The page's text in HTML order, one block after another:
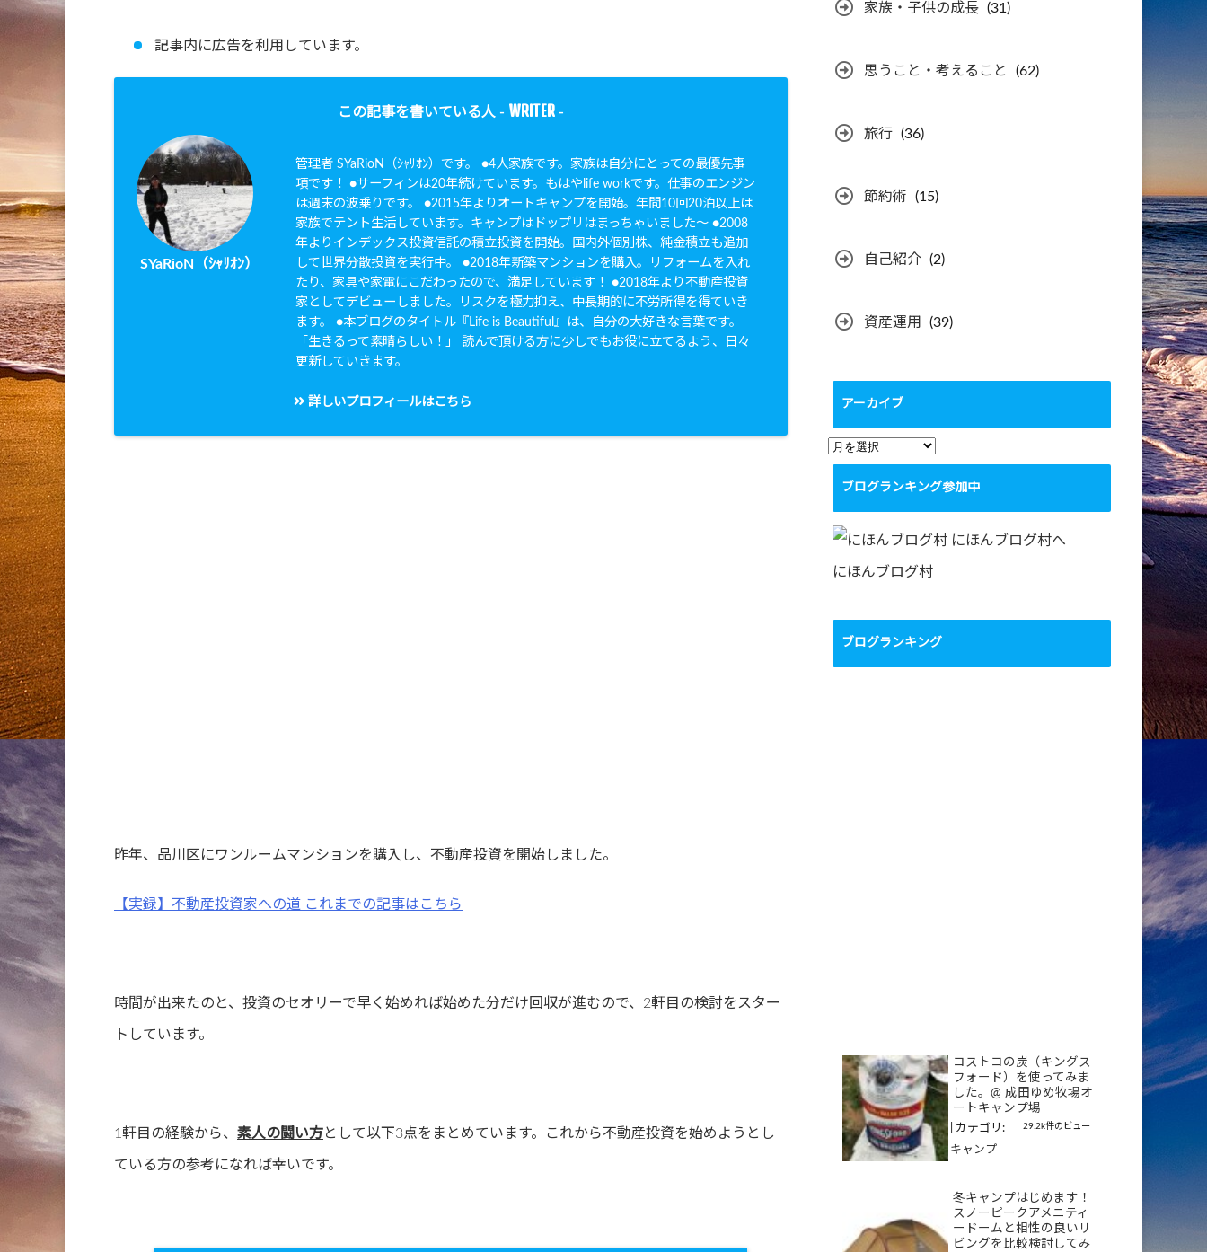
記事内に広告を利用しています。
この記事を書いている人 - WRITER -
SYaRioN（ｼｬﾘｵﾝ）
管理者 SYaRioN（ｼｬﾘｵﾝ）です。 ●4人家族です。家族は自分にとっての最優先事
項です！ ●サーフィンは20年続けています。もはやlife workです。仕事のエンジン
は週末の波乗りです。 ●2015年よりオートキャンプを開始。年間10回20泊以上は
家族でテント生活しています。キャンプはドップリはまっちゃいました〜 ●2008
年よりインデックス投資信託の積立投資を開始。国内外個別株、純金積立も追加
して世界分散投資を実行中。 ●2018年新築マンションを購入。リフォームを入れ
たり、家具や家電にこだわったので、満足しています！ ●2018年より不動産投資
家としてデビューしました。リスクを極力抑え、中長期的に不労所得を得ていき
ます。 ●本ブログのタイトル『Life is Beautiful』は、自分の大好きな言葉です。
「生きるって素晴らしい！」 読んで頂ける方に少しでもお役に立てるよう、日々
更新していきます。
詳しいプロフィールはこちら
昨年、品川区にワンルームマンションを購入し、不動産投資を開始しました。
【実録】不動産投資家への道 これまでの記事はこちら
時間が出来たのと、投資のセオリーで早く始めれば始めた分だけ回収が進むので、2軒目の検討をスター
トしています。
1軒目の経験から、 素人の闘い方として以下3点をまとめています。これから不動産投資を始めようとし
ている方の参考になれば幸いです。
家族・子供の成長 (31)
思うこと・考えること (62)
旅行 (36)
節約術 (15)
自己紹介 (2)
資産運用 (39)
アーカイブ
ア
ー
イ
ブ
ブログランキング参加中
にほんブログ村
ブログランキング
コストコの炭（キングス
フォード）を使ってみま
した。@ 成田ゆめ牧場オ
ートキャンプ場
29.2k件のビュー
カテゴリ:
キャンプ
冬キャンプはじめます！
スノーピークアメニティ
ードームと相性の良いリ
ビングを比較検討してみ